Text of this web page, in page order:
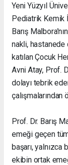
Yeni Yüzyıl
Pediatrik Kemik
Barış
nakli, hastanede
katılan Çocuk
Avni Atay, Prof.
dolayı tebrik
Prof. Dr. Barış
emeği geçen
başarı,
ekibin ortak